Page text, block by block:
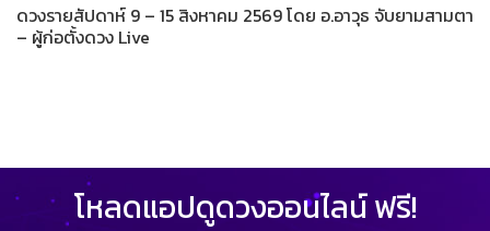
ดวงรายสัปดาห์ 9 – 15 สิงหาคม 2569 โดย อ.อาวุธ จับยามสามตา
– ผู้ก่อตั้งดวง Live
โหลดแอปดูดวงออนไลน์ ฟรี!